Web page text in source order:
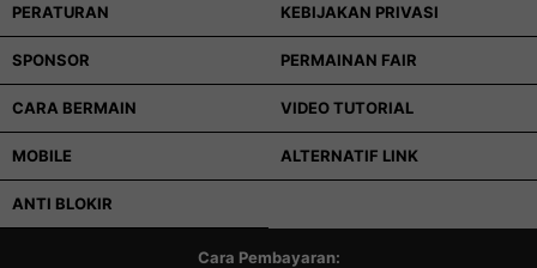
PERATURAN KEBIJAKAN PRIVASI
SPONSOR PERMAINAN FAIR
CARA BERMAIN VIDEO TUTORIAL
MOBILE ALTERNATIF LINK
ANTI BLOKIR
Cara Pembayaran: